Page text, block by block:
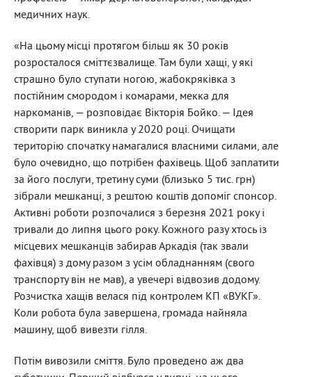
медичних наук.
«На цьому місці протягом більш як 30 років
розросталося сміттєзвалище. Там були хащі, у які
страшно було ступати ногою, жабокряківка з
постійним смородом і комарами, мекка для
наркоманів, — розповідає Вікторія Бойко. — Ідея
створити парк виникла у 2020 році. Очищати
територію спочатку намагалися власними силами, але
було очевидно, що потрібен фахівець. Щоб заплатити
за його послуги, третину суми (близько 5 тис. грн)
зібрали мешканці, з рештою коштів допоміг спонсор.
Активні роботи розпочалися з березня 2021 року і
тривали до липня цього року. Кожного разу хтось із
місцевих мешканців забирав Аркадія (так звали
фахівця) з дому разом з усім обладнанням (свого
транспорту він не мав), а увечері відвозив додому.
Розчистка хащів велася під контролем КП «ВУКГ».
Коли робота була завершена, громада найняла
машину, щоб вивезти гілля.
Потім вивозили сміття. Було проведено аж два